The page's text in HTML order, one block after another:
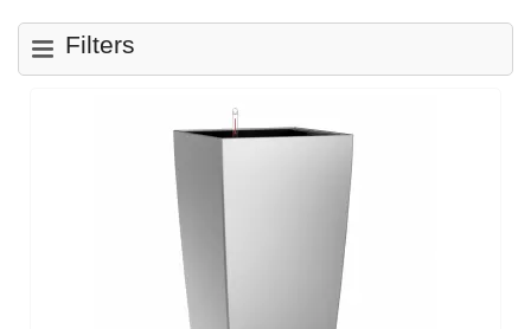
Filters